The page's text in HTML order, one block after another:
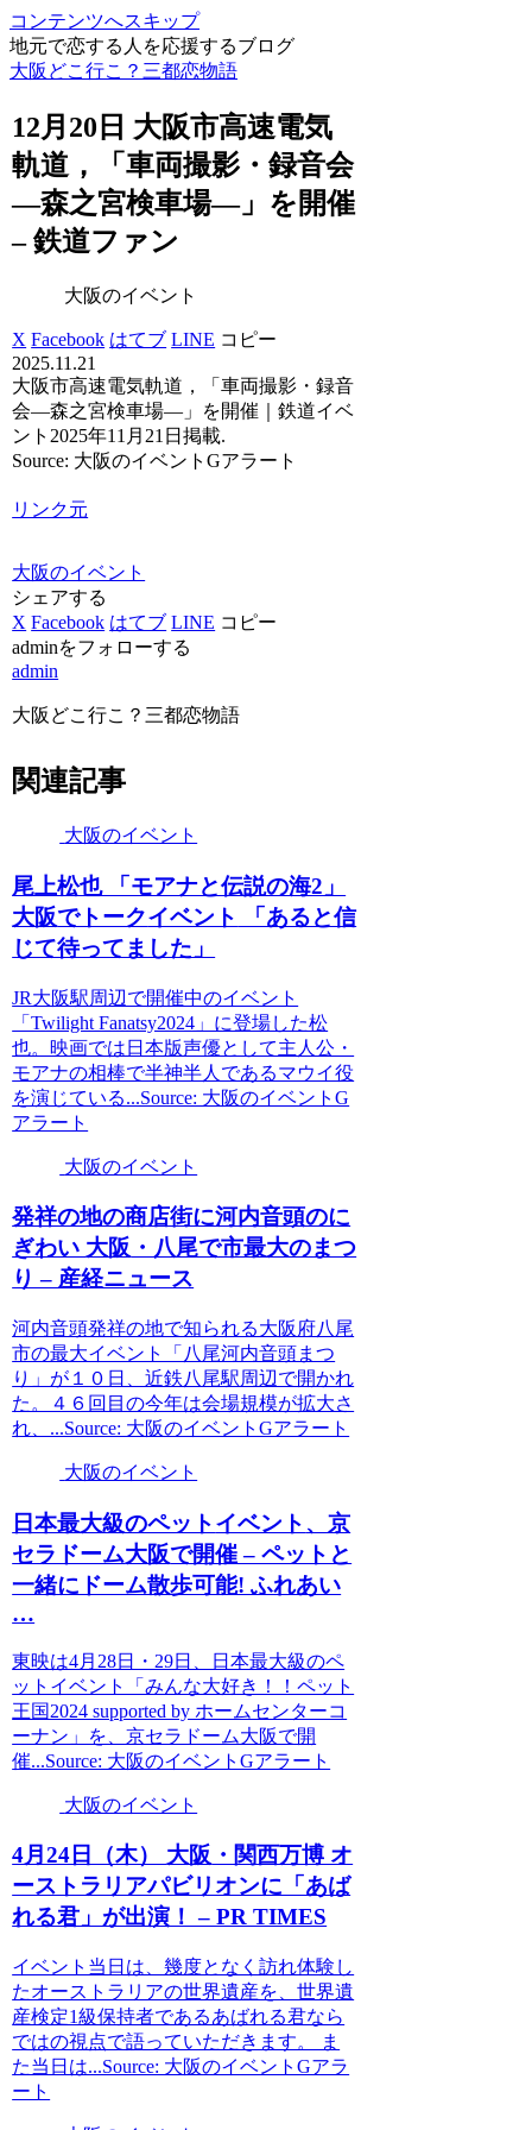
コンテンツへスキップ
地元で恋する人を応援するブログ
大阪どこ行こ？三都恋物語
12月20日 大阪市高速電気
軌道，「車両撮影・録音会
―森之宮検車場―」を開催
– 鉄道ファン
大阪のイベント
X Facebook はてブ LINE コピー
2025.11.21
大阪市高速電気軌道，「車両撮影・録音
会―森之宮検車場―」を開催｜鉄道イベ
ント2025年11月21日掲載.
Source: 大阪のイベントGアラート
リンク元
大阪のイベント
シェアする
X Facebook はてブ LINE コピー
adminをフォローする
admin
大阪どこ行こ？三都恋物語
関連記事
大阪のイベント
尾上松也 「モアナと伝説の海2」
大阪でトークイベント
「あると信
じて待ってました」
JR大阪駅周辺で開催中のイベント
「Twilight Fanatsy2024」に登場した松
也。映画では日本版声優として主人公・
モアナの相棒で半神半人であるマウイ役
を演じている...Source: 大阪のイベントG
アラート
大阪のイベント
発祥の地の商店街に河内音頭のに
ぎわい 大阪 ・八尾で市最大のまつ
り – 産経ニュース
河内音頭発祥の地で知られる大阪府八尾
市の最大イベント「八尾河内音頭まつ
り」が１０日、近鉄八尾駅周辺で開かれ
た。４６回目の今年は会場規模が拡大さ
れ、...Source: 大阪のイベントGアラート
大阪のイベント
日本最大級のペットイベント 、京
セラドーム大阪で開催 – ペットと
一緒にドーム散歩可能! ふれあい
…
東映は4月28日・29日、日本最大級のペ
ットイベント「みんな大好き！！ペット
王国2024 supported by ホームセンターコ
ーナン」を、京セラドーム大阪で開
催...Source: 大阪のイベントGアラート
大阪のイベント
4月24日（木） 大阪 ・関西万博 オ
ーストラリアパビリオンに「あば
れる君」が出演！ – PR TIMES
イベント当日は、幾度となく訪れ体験し
たオーストラリアの世界遺産を、世界遺
産検定1級保持者であるあばれる君なら
ではの視点で語っていただきます。 ま
た当日は...Source: 大阪のイベントGアラ
ート